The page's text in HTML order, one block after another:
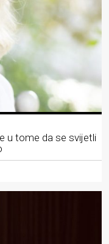
u tome da se svijetli